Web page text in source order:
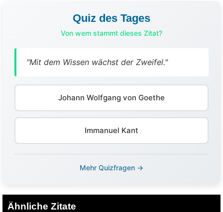
Quiz des Tages
Von wem stammt dieses Zitat?
"Mit dem Wissen wächst der Zweifel."
Johann Wolfgang von Goethe
Immanuel Kant
Mehr Quizfragen →
Ähnliche Zitate